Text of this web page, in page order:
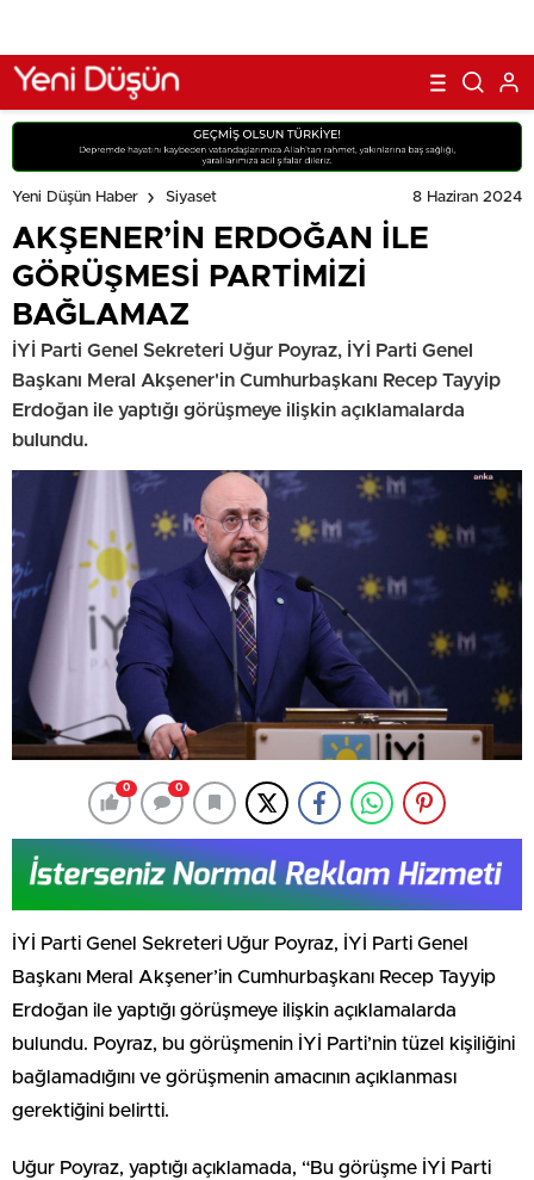
Yeni Düşün Haber Siyaset 8 Haziran 2024
AKŞENER’İN ERDOĞAN İLE
GÖRÜŞMESİ PARTİMİZİ
BAĞLAMAZ
İYİ Parti Genel Sekreteri Uğur Poyraz, İYİ Parti Genel
Başkanı Meral Akşener'in Cumhurbaşkanı Recep Tayyip
Erdoğan ile yaptığı görüşmeye ilişkin açıklamalarda
bulundu.
0 0
İYİ Parti Genel Sekreteri Uğur Poyraz, İYİ Parti Genel
Başkanı Meral Akşener’in Cumhurbaşkanı Recep Tayyip
Erdoğan ile yaptığı görüşmeye ilişkin açıklamalarda
bulundu. Poyraz, bu görüşmenin İYİ Parti’nin tüzel kişiliğini
bağlamadığını ve görüşmenin amacının açıklanması
gerektiğini belirtti.
Uğur Poyraz, yaptığı açıklamada, “Bu görüşme İYİ Parti